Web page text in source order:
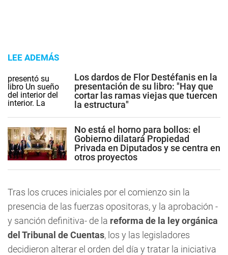
LEE ADEMÁS
Los dardos de Flor Destéfanis en la
presentación de su libro: "Hay que
cortar las ramas viejas que tuercen
la estructura"
No está el horno para bollos: el
Gobierno dilatará Propiedad
Privada en Diputados y se centra en
otros proyectos
Tras los cruces iniciales por el comienzo sin la
presencia de las fuerzas opositoras, y la aprobación -
y sanción definitiva- de la reforma de la ley orgánica
del Tribunal de Cuentas, los y las legisladores
decidieron alterar el orden del día y tratar la iniciativa